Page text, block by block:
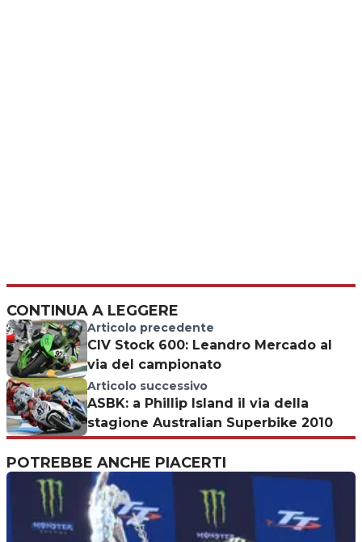
CONTINUA A LEGGERE
Articolo precedente
CIV Stock 600: Leandro Mercado al
via del campionato
Articolo successivo
ASBK: a Phillip Island il via della
stagione Australian Superbike 2010
POTREBBE ANCHE PIACERTI